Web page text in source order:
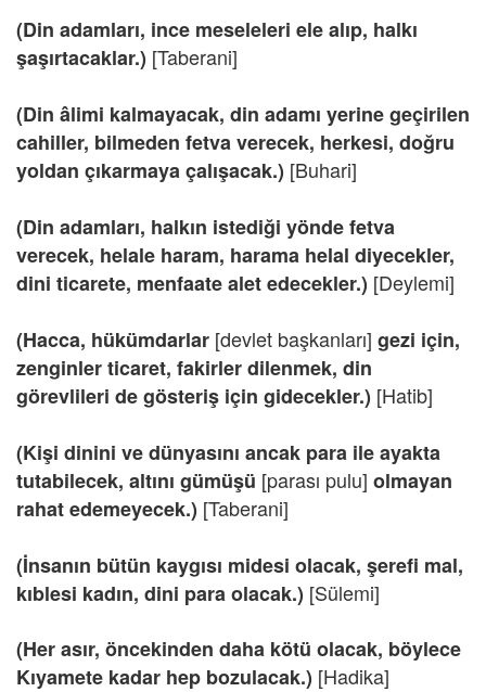
(Din adamları, ince meseleleri ele alıp, halkı
şaşırtacaklar.) [Taberani]
(Din âlimi kalmayacak, din adamı yerine geçirilen
cahiller, bilmeden fetva verecek, herkesi, doğru
yoldan çıkarmaya çalışacak.) [Buhari]
(Din adamları, halkın istediği yönde fetva
verecek, helale haram, harama helal diyecekler,
dini ticarete, menfaate alet edecekler.) [Deylemi]
(Hacca, hükümdarlar [devlet başkanları] gezi için,
zenginler ticaret, fakirler dilenmek, din
görevlileri de gösteriş için gidecekler.) [Hatib]
(Kişi dinini ve dünyasını ancak para ile ayakta
tutabilecek, altını gümüşü [parası pulu] olmayan
rahat edemeyecek.) [Taberani]
(İnsanın bütün kaygısı midesi olacak, şerefi mal,
kıblesi kadın, dini para olacak.) [Sülemi]
(Her asır, öncekinden daha kötü olacak, böylece
Kıyamete kadar hep bozulacak.) [Hadika]